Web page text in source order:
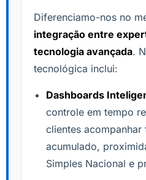
Diferenciamo-nos no
integração entre
tecnologia avançada.
tecnológica inclui:
Dashboards
controle em tempo
clientes acompanhar
acumulado,
Simples Nacional e